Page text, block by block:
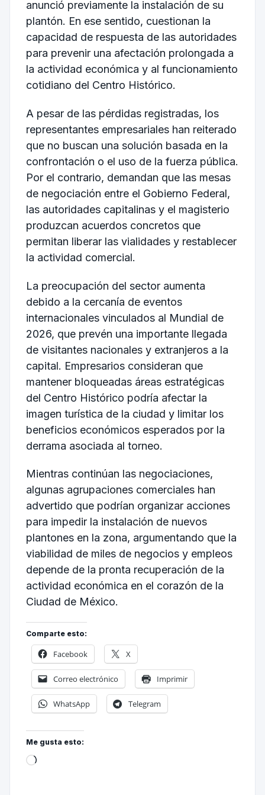
anunció previamente la instalación de su
plantón. En ese sentido, cuestionan la
capacidad de respuesta de las autoridades
para prevenir una afectación prolongada a
la actividad económica y al funcionamiento
cotidiano del Centro Histórico.
A pesar de las pérdidas registradas, los
representantes empresariales han reiterado
que no buscan una solución basada en la
confrontación o el uso de la fuerza pública.
Por el contrario, demandan que las mesas
de negociación entre el Gobierno Federal,
las autoridades capitalinas y el magisterio
produzcan acuerdos concretos que
permitan liberar las vialidades y restablecer
la actividad comercial.
La preocupación del sector aumenta
debido a la cercanía de eventos
internacionales vinculados al Mundial de
2026, que prevén una importante llegada
de visitantes nacionales y extranjeros a la
capital. Empresarios consideran que
mantener bloqueadas áreas estratégicas
del Centro Histórico podría afectar la
imagen turística de la ciudad y limitar los
beneficios económicos esperados por la
derrama asociada al torneo.
Mientras continúan las negociaciones,
algunas agrupaciones comerciales han
advertido que podrían organizar acciones
para impedir la instalación de nuevos
plantones en la zona, argumentando que la
viabilidad de miles de negocios y empleos
depende de la pronta recuperación de la
actividad económica en el corazón de la
Ciudad de México.
Comparte esto:
Facebook X
Correo electrónico Imprimir
WhatsApp Telegram
Me gusta esto: